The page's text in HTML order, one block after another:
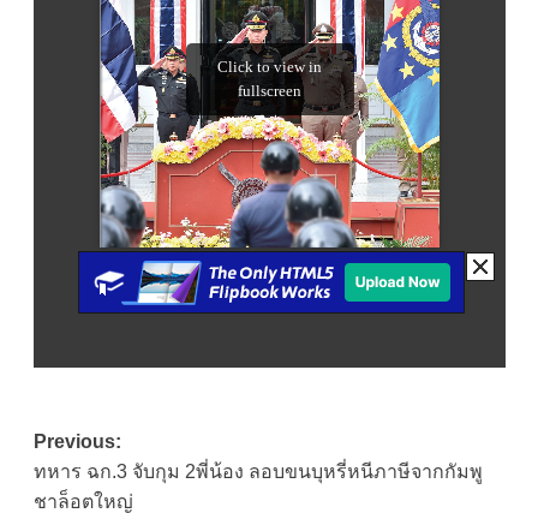
Post
navigation
Previous:
ทหาร ฉก.3 จับกุม 2พี่น้อง ลอบขนบุหรี่หนีภาษีจากกัมพู
ชาล็อตใหญ่